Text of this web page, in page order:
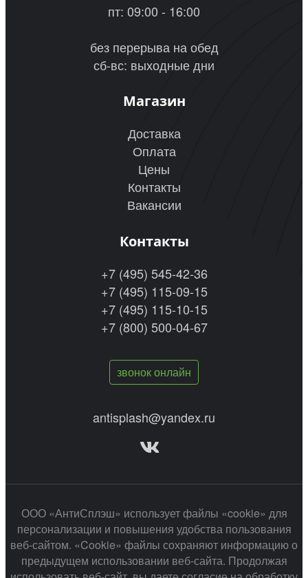
пт: 09:00 - 16:00
без перерыва на обед
сб-вс: выходные дни
Магазин
Доставка
Оплата
Цены
Контакты
Вакансии
Контакты
+7 (495) 545-42-36
+7 (495) 115-09-15
+7 (495) 115-10-15
+7 (800) 500-04-67
звонок онлайн
antisplash@yandex.ru
ООО «АнтиСплэш» использует файлы «cookie» для
персонализации и повышения удобства пользования
веб-сайтом. «Cookie» файлы сохраняют информацию о
предыдущем использовании веб-сайта. Продолжая